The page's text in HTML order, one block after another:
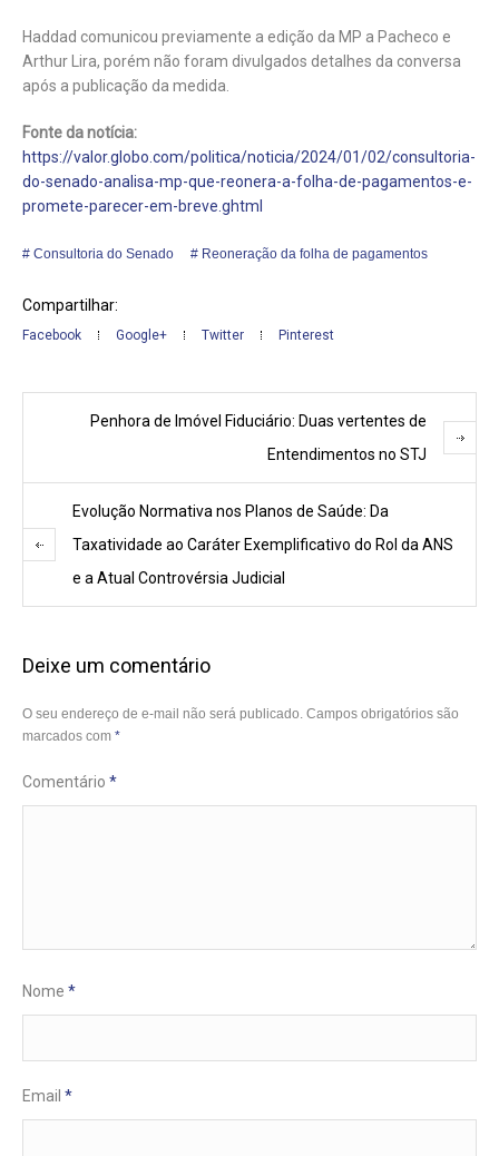
Haddad comunicou previamente a edição da MP a Pacheco e
Arthur Lira, porém não foram divulgados detalhes da conversa
após a publicação da medida.
Fonte da notícia:
https://valor.globo.com/politica/noticia/2024/01/02/consultoria-
do-senado-analisa-mp-que-reonera-a-folha-de-pagamentos-e-
promete-parecer-em-breve.ghtml
Consultoria do Senado Reoneração da folha de pagamentos
Compartilhar:
Facebook Google+ Twitter Pinterest
Penhora de Imóvel Fiduciário: Duas vertentes de
Entendimentos no STJ
Evolução Normativa nos Planos de Saúde: Da
Taxatividade ao Caráter Exemplificativo do Rol da ANS
e a Atual Controvérsia Judicial
Deixe um comentário
O seu endereço de e-mail não será publicado. Campos obrigatórios são
marcados com *
Comentário *
Nome *
Email *